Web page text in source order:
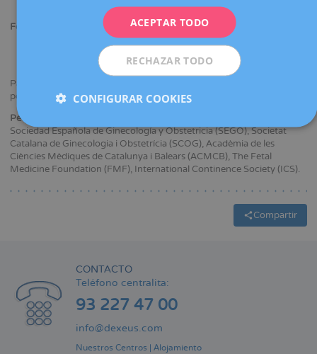
Formación académica:
Licenciada en Medicina y Cirugía.
Especialista en Ginecología y Obstetricia.
Participa en congresos nacionales e internacionales presentando
ponencias y comunicaciones.
Pertenencia a sociedades médicas y/o científicas:
Sociedad Española de Ginecología y Obstetricia (SEGO), Societat
Catalana de Ginecologia i Obstetrícia (SCOG), Acadèmia de les
Ciències Mèdiques de Catalunya i Balears (ACMCB), The Fetal
Medicine Foundation (FMF), International Continence Society (ICS).
Compartir
CONTACTO
Teléfono centralita:
93 227 47 00
info@dexeus.com
Nuestros Centros | Alojamiento
ACEPTAR TODO
RECHAZAR TODO
CONFIGURAR COOKIES